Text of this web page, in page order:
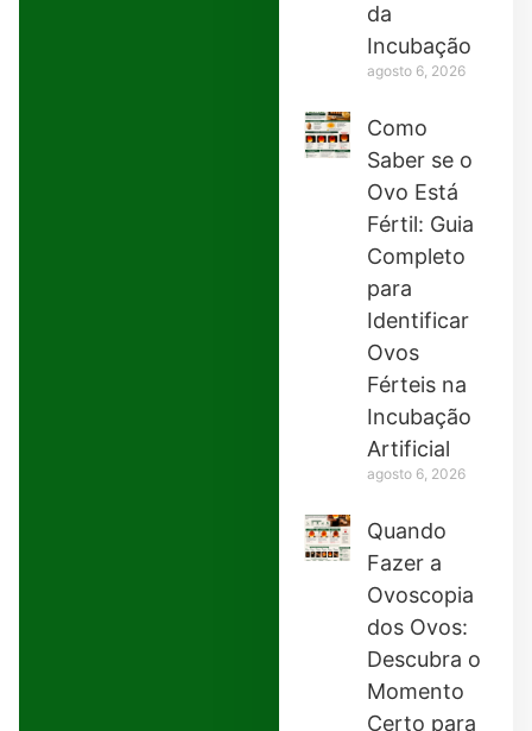
da
Incubação
agosto 6, 2026
Como
Saber se o
Ovo Está
Fértil: Guia
Completo
para
Identificar
Ovos
Férteis na
Incubação
Artificial
agosto 6, 2026
Quando
Fazer a
Ovoscopia
dos Ovos:
Descubra o
Momento
Certo para